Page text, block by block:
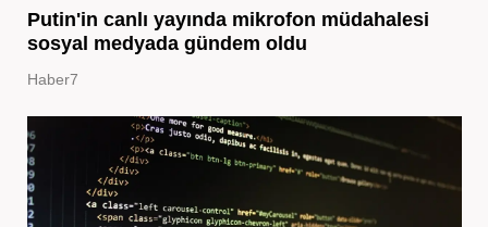
Putin'in canlı yayında mikrofon müdahalesi
sosyal medyada gündem oldu
Haber7